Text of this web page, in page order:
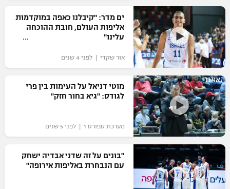
רשיון להקרנה פומבית לבית עסק
הצטרפות לחבילת הערוצים
לוח דרושים – ג'ובנט
תגיות
המגזין
ים מדר: "קיבלנו כאפה במוקדמות
אליפות העולם, חובת ההוכחה
עלינו"
אור שקדי | לפני 4 שנים
האזינו
מוטי דניאל על העימות בין פרי
לגודס: "גיא בחור חזק"
מערכת ספורט 1 | לפני 5 שנים
"בונים על זה שדני אבדיה ישחק
עם הנבחרת באליפות אירופה"